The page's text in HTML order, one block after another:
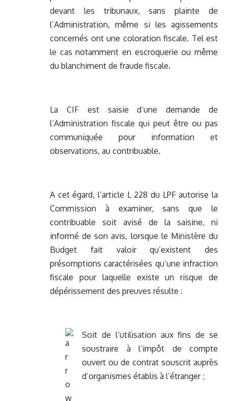
devant les tribunaux, sans plainte de
l’Administration, même si les agissements
concernés ont une coloration fiscale. Tel est
le cas notamment en escroquerie ou même
du blanchiment de fraude fiscale.
La CIF est saisie d’une demande de
l’Administration fiscale qui peut être ou pas
communiquée pour information et
observations, au contribuable.
A cet égard, l’article L 228 du LPF autorise la
Commission à examiner, sans que le
contribuable soit avisé de la saisine, ni
informé de son avis, lorsque le Ministère du
Budget fait valoir qu’existent des
présomptions caractérisées qu’une infraction
fiscale pour laquelle existe un risque de
dépérissement des preuves résulte :
Soit de l’utilisation aux fins de se
soustraire à l’impôt de compte
ouvert ou de contrat souscrit auprès
d’organismes établis à l’étranger ;